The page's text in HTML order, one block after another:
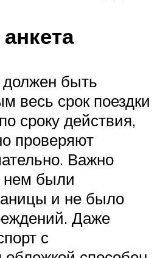
должен быть
весь срок поездки
сроку действия,
проверяют
Важно
нем были
и не было
Даже
с